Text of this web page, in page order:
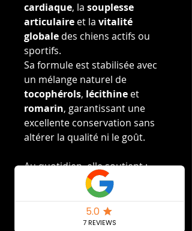
cardiaque, la souplesse
articulaire et la vitalité
globale des chiens actifs ou
sportifs.
Sa formule est stabilisée avec
un mélange naturel de
tocophérols, lécithine et
romarin, garantissant une
excellente conservation sans
altérer la qualité ni le goût.
Au quotidien, elle soutient :
mobilité articulaire
récupérationaprès
bon fonctionnement